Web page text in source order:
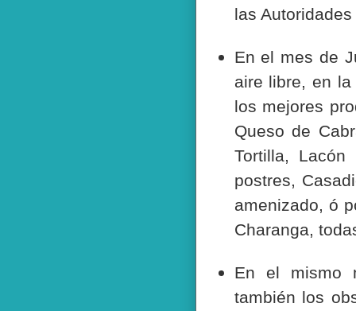
las
En el mes de
aire libre, en
los mejores
Queso de
Tortilla,
postres,
amenizado, ó
Charanga,
En el mismo
también los